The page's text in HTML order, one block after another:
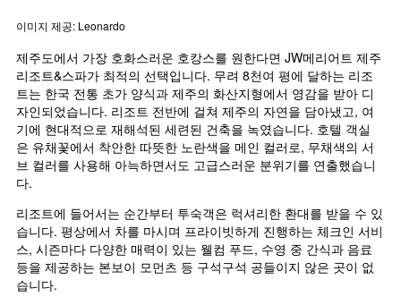
이미지 제공: Leonardo
제주도에서 가장 호화스러운 호캉스를 원한다면 JW메리어트 제주
리조트&스파가 최적의 선택입니다. 무려 8천여 평에 달하는 리조
트는 한국 전통 초가 양식과 제주의 화산지형에서 영감을 받아 디
자인되었습니다. 리조트 전반에 걸쳐 제주의 자연을 담아냈고, 여
기에 현대적으로 재해석된 세련된 건축을 녹였습니다. 호텔 객실
은 유채꽃에서 착안한 따뜻한 노란색을 메인 컬러로, 무채색의 서
브 컬러를 사용해 아늑하면서도 고급스러운 분위기를 연출했습니
다.
리조트에 들어서는 순간부터 투숙객은 럭셔리한 환대를 받을 수 있
습니다. 평상에서 차를 마시며 프라이빗하게 진행하는 체크인 서비
스, 시즌마다 다양한 매력이 있는 웰컴 푸드, 수영 중 간식과 음료
등을 제공하는 본보이 모먼츠 등 구석구석 공들이지 않은 곳이 없
습니다.